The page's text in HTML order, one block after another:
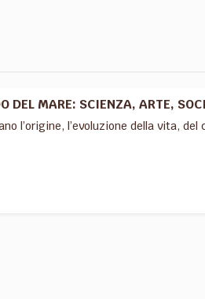
MARE: SCIENZA, ARTE,
l’origine, l’evoluzione della vita,